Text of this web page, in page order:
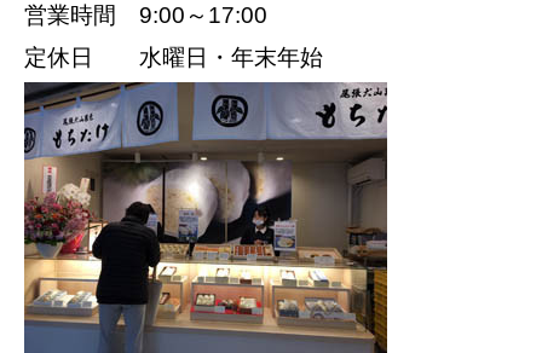
営業時間 9:00～17:00
定休日 水曜日・年末年始